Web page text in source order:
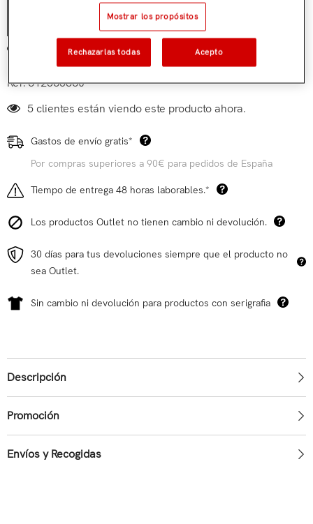
AÑADIR AL CARRITO
Añadir a mi lista de deseos
Ref:612565860
5 clientes están viendo este producto ahora.
Gastos de envío gratis*
Por compras superiores a 90€ para pedidos de España
Tiempo de entrega 48 horas laborables.*
Los productos Outlet no tienen cambio ni devolución.
30 días para tus devoluciones siempre que el producto no
sea Outlet.
Sin cambio ni devolución para productos con serigrafia
Descripción
Promoción
Envíos y Recogidas
Mostrar los propósitos
Rechazarlas todas Acepto